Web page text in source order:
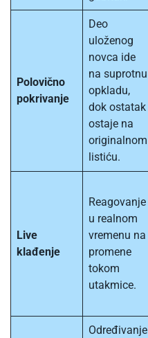
Polovično
pokrivanje
Deo
uloženog
novca ide
na suprotnu
opkladu,
dok ostatak
ostaje na
originalnom
listiću.
Live
klađenje
Reagovanje
u realnom
vremenu na
promene
tokom
utakmice.
Određivanje